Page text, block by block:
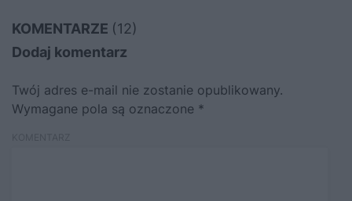
KOMENTARZE (12)
Dodaj komentarz
Twój adres e-mail nie zostanie opublikowany.
Wymagane pola są oznaczone *